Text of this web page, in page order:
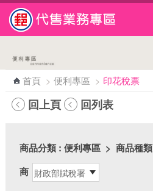
跳到主要內容區塊
首頁 > 便利專區 > 印花稅票
回上頁 回列表
商品分類: 便利專區 > 商品種類
商